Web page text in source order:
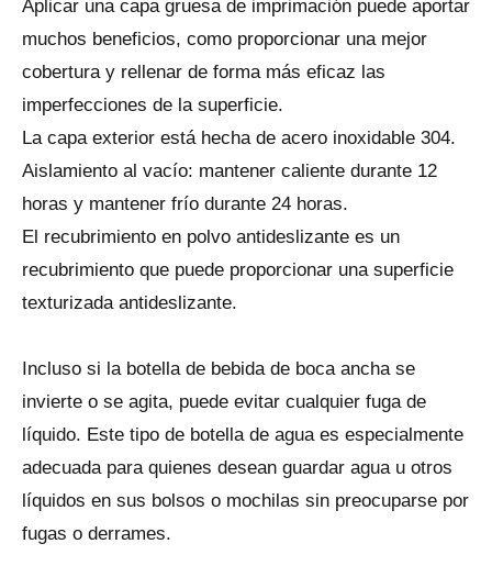
Aplicar una capa gruesa de imprimación puede aportar
muchos beneficios, como proporcionar una mejor
cobertura y rellenar de forma más eficaz las
imperfecciones de la superficie.
La capa exterior está hecha de acero inoxidable 304.
Aislamiento al vacío: mantener caliente durante 12
horas y mantener frío durante 24 horas.
El recubrimiento en polvo antideslizante es un
recubrimiento que puede proporcionar una superficie
texturizada antideslizante.
Incluso si la botella de bebida de boca ancha se
invierte o se agita, puede evitar cualquier fuga de
líquido. Este tipo de botella de agua es especialmente
adecuada para quienes desean guardar agua u otros
líquidos en sus bolsos o mochilas sin preocuparse por
fugas o derrames.